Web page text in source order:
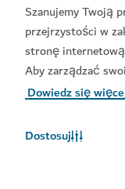
Szanujemy Twoją
przejrzystości w
stronę
Aby zarządzać
Dowiedz się
Dostosuj
Pobierz
Dubaj